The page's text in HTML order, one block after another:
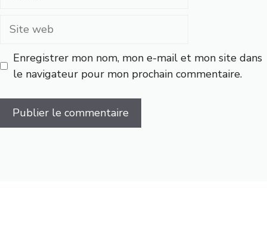
Site
Enregistrer mon nom, mon e-mail et mon site dans
le navigateur pour mon prochain commentaire.